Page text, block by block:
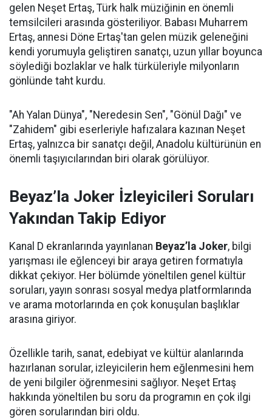
gelen Neşet Ertaş, Türk halk müziğinin en önemli
temsilcileri arasında gösteriliyor. Babası Muharrem
Ertaş, annesi Döne Ertaş'tan gelen müzik geleneğini
kendi yorumuyla geliştiren sanatçı, uzun yıllar boyunca
söylediği bozlaklar ve halk türküleriyle milyonların
gönlünde taht kurdu.
"Ah Yalan Dünya", "Neredesin Sen", "Gönül Dağı" ve
"Zahidem" gibi eserleriyle hafızalara kazınan Neşet
Ertaş, yalnızca bir sanatçı değil, Anadolu kültürünün en
önemli taşıyıcılarından biri olarak görülüyor.
Beyaz’la Joker İzleyicileri Soruları
Yakından Takip Ediyor
Kanal D ekranlarında yayınlanan Beyaz’la Joker, bilgi
yarışması ile eğlenceyi bir araya getiren formatıyla
dikkat çekiyor. Her bölümde yöneltilen genel kültür
soruları, yayın sonrası sosyal medya platformlarında
ve arama motorlarında en çok konuşulan başlıklar
arasına giriyor.
Özellikle tarih, sanat, edebiyat ve kültür alanlarında
hazırlanan sorular, izleyicilerin hem eğlenmesini hem
de yeni bilgiler öğrenmesini sağlıyor. Neşet Ertaş
hakkında yöneltilen bu soru da programın en çok ilgi
gören sorularından biri oldu.